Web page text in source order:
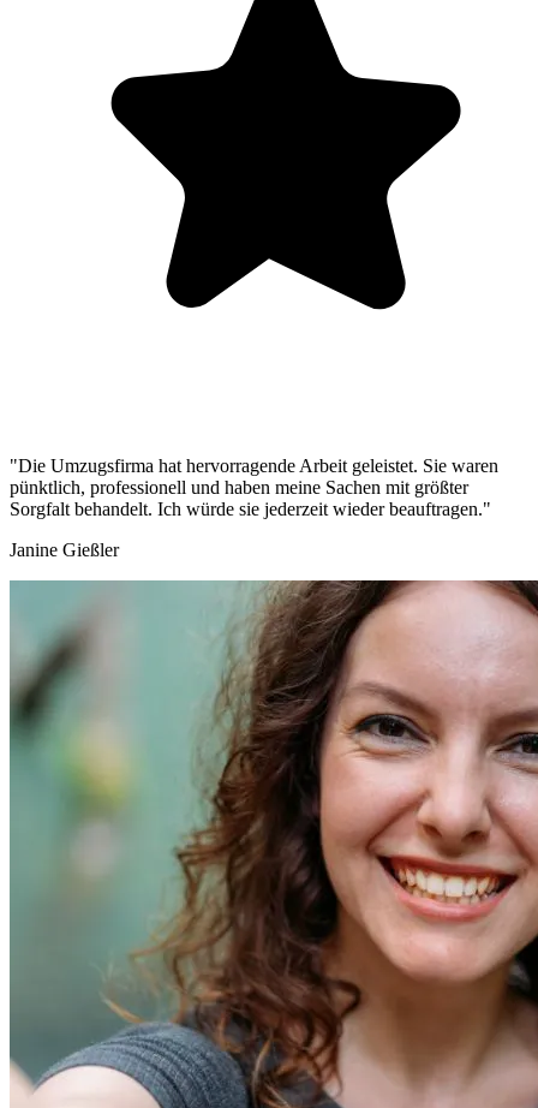
"Die Umzugsfirma hat hervorragende Arbeit geleistet. Sie waren
pünktlich, professionell und haben meine Sachen mit größter
Sorgfalt behandelt. Ich würde sie jederzeit wieder beauftragen."
Janine Gießler